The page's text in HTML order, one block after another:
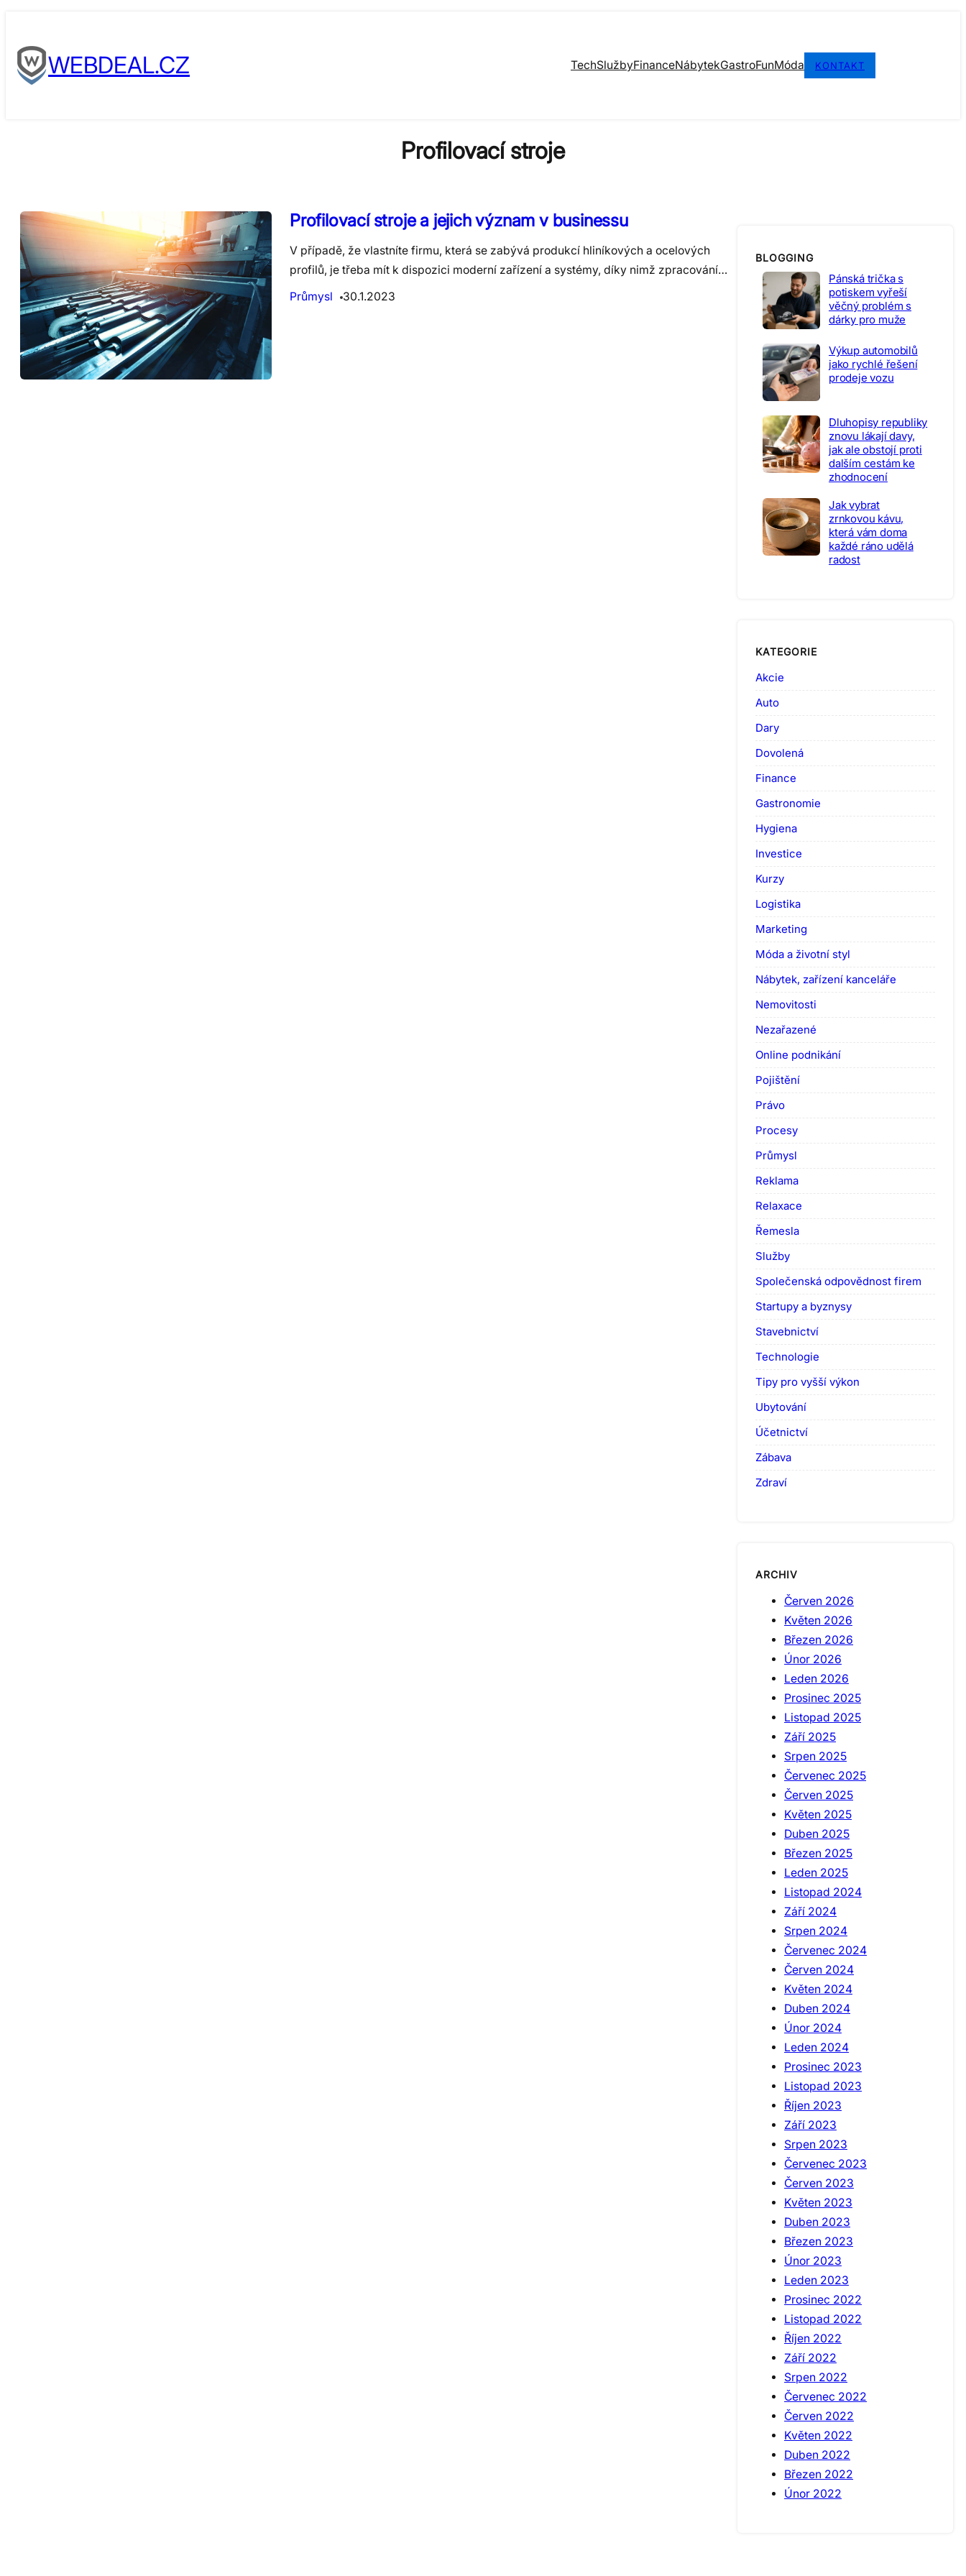
contentWEBDEAL.CZ TechSlužbyFinanceNábytekGastroFunMóda KONTAKT
Profilovací stroje
Profilovací stroje a jejich význam v businessu
V případě, že vlastníte firmu, která se zabývá produkcí hliníkových a ocelových
profilů, je třeba mít k dispozici moderní zařízení a systémy, díky nimž zpracování…
Průmysl
30.1.2023
BLOGGING
Pánská trička s
potiskem vyřeší
věčný problém s
dárky pro muže
Výkup automobilů
jako rychlé řešení
prodeje vozu
Dluhopisy republiky
znovu lákají davy,
jak ale obstojí proti
dalším cestám ke
zhodnocení
Jak vybrat
zrnkovou kávu,
která vám doma
každé ráno udělá
radost
KATEGORIE
Akcie
Auto
Dary
Dovolená
Finance
Gastronomie
Hygiena
Investice
Kurzy
Logistika
Marketing
Móda a životní styl
Nábytek, zařízení kanceláře
Nemovitosti
Nezařazené
Online podnikání
Pojištění
Právo
Procesy
Průmysl
Reklama
Relaxace
Řemesla
Služby
Společenská odpovědnost firem
Startupy a byznysy
Stavebnictví
Technologie
Tipy pro vyšší výkon
Ubytování
Účetnictví
Zábava
Zdraví
ARCHIV
Červen 2026
Květen 2026
Březen 2026
Únor 2026
Leden 2026
Prosinec 2025
Listopad 2025
Září 2025
Srpen 2025
Červenec 2025
Červen 2025
Květen 2025
Duben 2025
Březen 2025
Leden 2025
Listopad 2024
Září 2024
Srpen 2024
Červenec 2024
Červen 2024
Květen 2024
Duben 2024
Únor 2024
Leden 2024
Prosinec 2023
Listopad 2023
Říjen 2023
Září 2023
Srpen 2023
Červenec 2023
Červen 2023
Květen 2023
Duben 2023
Březen 2023
Únor 2023
Leden 2023
Prosinec 2022
Listopad 2022
Říjen 2022
Září 2022
Srpen 2022
Červenec 2022
Červen 2022
Květen 2022
Duben 2022
Březen 2022
Únor 2022